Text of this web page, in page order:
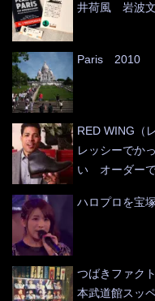
井荷風 岩波
Paris 2010
RED WING（
レッシーでか
い オーダー
ハロプロを宝
つばきファク
本武道館スッ